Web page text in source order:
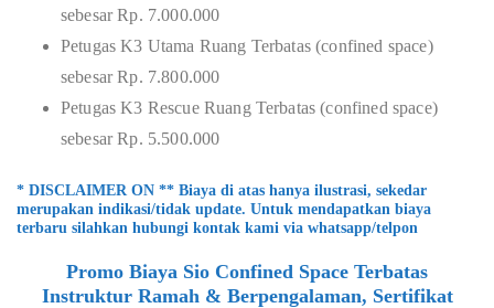
sebesar Rp. 7.000.000
Petugas K3 Utama Ruang Terbatas (confined space)
sebesar Rp. 7.800.000
Petugas K3 Rescue Ruang Terbatas (confined space)
sebesar Rp. 5.500.000
* DISCLAIMER ON ** Biaya di atas hanya ilustrasi, sekedar
merupakan indikasi/tidak update. Untuk mendapatkan biaya
terbaru silahkan hubungi kontak kami via whatsapp/telpon
Promo Biaya Sio Confined Space Terbatas
Instruktur Ramah & Berpengalaman, Sertifikat